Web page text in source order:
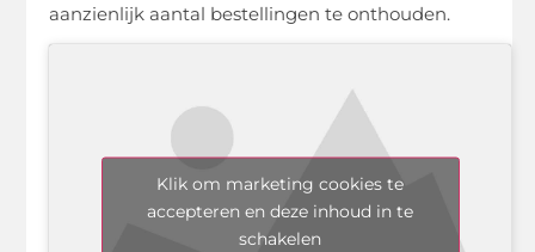
aanzienlijk aantal bestellingen te onthouden.
Klik om marketing cookies te
accepteren en deze inhoud in te
schakelen